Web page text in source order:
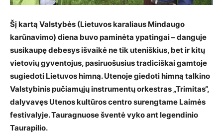
Šį kartą Valstybės (Lietuvos karaliaus Mindaugo
karūnavimo) diena buvo paminėta ypatingai – danguje
susikaupę debesys išvaikė ne tik uteniškius, bet ir kitų
vietovių gyventojus, pasiruošusius tradiciškai gamtoje
sugiedoti Lietuvos himną. Utenoje giedoti himną talkino
Valstybinis pučiamųjų instrumentų orkestras „Trimitas“,
dalyvavęs Utenos kultūros centro surengtame Laimės
festivalyje. Tauragnuose šventė vyko ant legendinio
Taurapilio.